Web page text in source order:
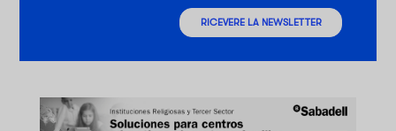
RICEVERE LA NEWSLETTER